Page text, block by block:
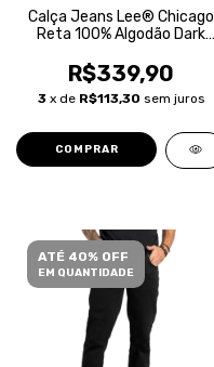
Calça Jeans Lee® Chicago
Reta 100% Algodão Dark
R$339,90
3 x de R$113,30 sem juros
COMPRAR
ATÉ 40% OFF
EM QUANTIDADE